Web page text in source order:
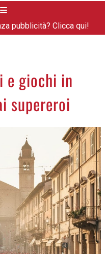
pubblicità? Clicca qui!
e giochi in
supereroi